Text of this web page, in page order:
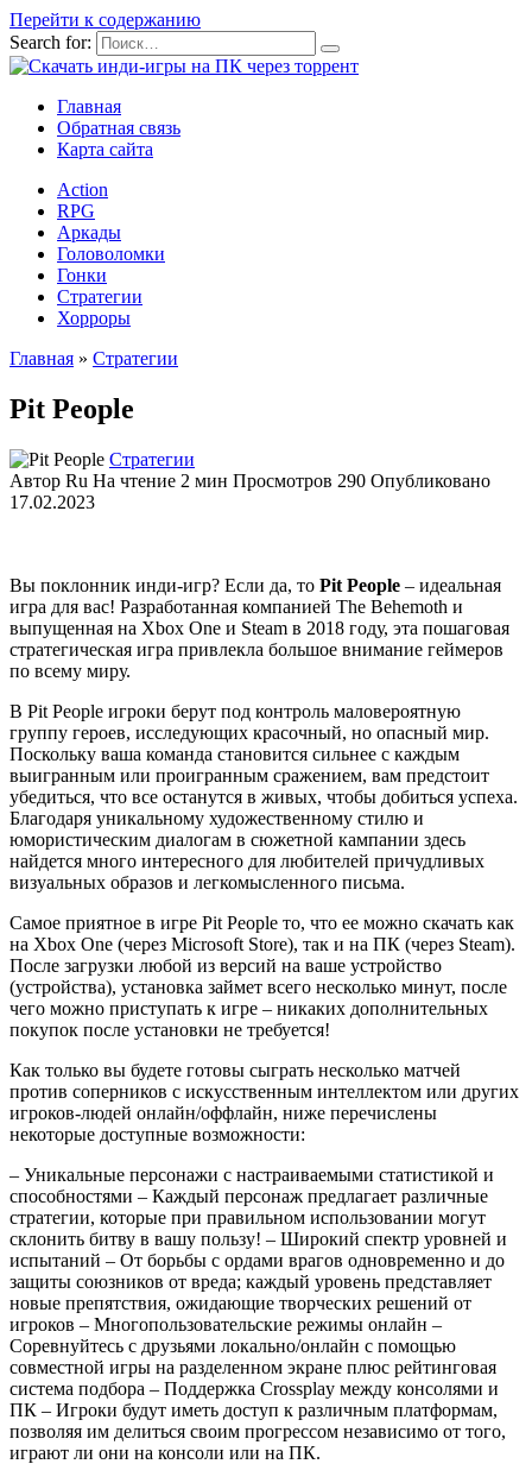
Перейти к содержанию
Search for:
Главная
Обратная связь
Карта сайта
Action
RPG
Аркады
Головоломки
Гонки
Стратегии
Хорроры
Главная » Стратегии
Pit People
Стратегии
Автор Ru На чтение 2 мин Просмотров 290 Опубликовано
17.02.2023
Вы поклонник инди-игр? Если да, то Pit People – идеальная
игра для вас! Разработанная компанией The Behemoth и
выпущенная на Xbox One и Steam в 2018 году, эта пошаговая
стратегическая игра привлекла большое внимание геймеров
по всему миру.
В Pit People игроки берут под контроль маловероятную
группу героев, исследующих красочный, но опасный мир.
Поскольку ваша команда становится сильнее с каждым
выигранным или проигранным сражением, вам предстоит
убедиться, что все останутся в живых, чтобы добиться успеха.
Благодаря уникальному художественному стилю и
юмористическим диалогам в сюжетной кампании здесь
найдется много интересного для любителей причудливых
визуальных образов и легкомысленного письма.
Самое приятное в игре Pit People то, что ее можно скачать как
на Xbox One (через Microsoft Store), так и на ПК (через Steam).
После загрузки любой из версий на ваше устройство
(устройства), установка займет всего несколько минут, после
чего можно приступать к игре – никаких дополнительных
покупок после установки не требуется!
Как только вы будете готовы сыграть несколько матчей
против соперников с искусственным интеллектом или других
игроков-людей онлайн/оффлайн, ниже перечислены
некоторые доступные возможности:
– Уникальные персонажи с настраиваемыми статистикой и
способностями – Каждый персонаж предлагает различные
стратегии, которые при правильном использовании могут
склонить битву в вашу пользу! – Широкий спектр уровней и
испытаний – От борьбы с ордами врагов одновременно и до
защиты союзников от вреда; каждый уровень представляет
новые препятствия, ожидающие творческих решений от
игроков – Многопользовательские режимы онлайн –
Соревнуйтесь с друзьями локально/онлайн с помощью
совместной игры на разделенном экране плюс рейтинговая
система подбора – Поддержка Crossplay между консолями и
ПК – Игроки будут иметь доступ к различным платформам,
позволяя им делиться своим прогрессом независимо от того,
играют ли они на консоли или на ПК.